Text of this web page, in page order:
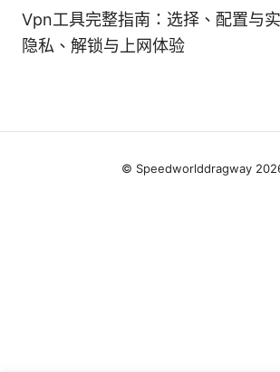
Vpn工具完整指南：选择、配置与
隐私、解锁与上网体验
© Speedworlddragway